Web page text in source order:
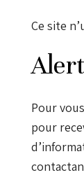
Ce site
Pour
pour